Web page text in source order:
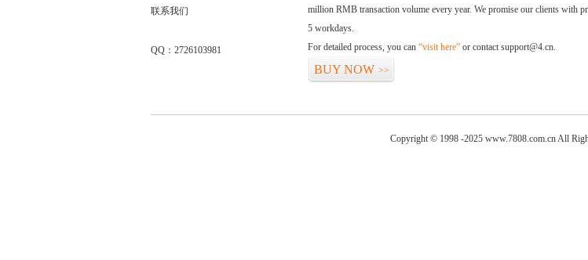
联系我们
QQ：2726103981
million RMB transaction volume every year. We promise our clients with
5 workdays.
For detailed process, you can “visit here” or contact support@4.cn.
BUY NOW >>
Copyright © 1998 -2025 www.7808.com.cn All